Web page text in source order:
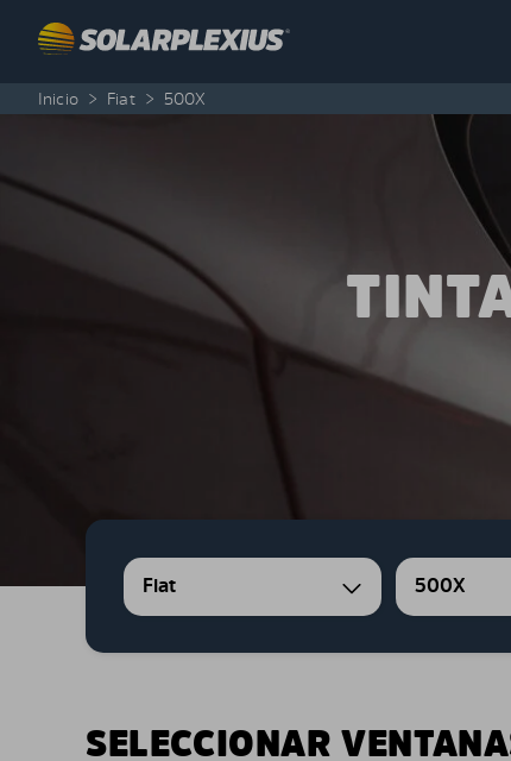
Inicio > Fiat > 500X
Fiat 500X
SELECCIONAR